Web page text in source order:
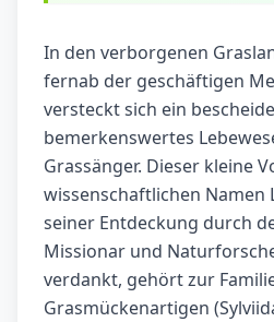
In den verborgenen
fernab der geschäftigen
versteckt sich ein
bemerkenswertes
Grassänger. Dieser kleine
wissenschaftlichen Namen
seiner Entdeckung durch
Missionar und
verdankt, gehört zur
Grasmückenartigen